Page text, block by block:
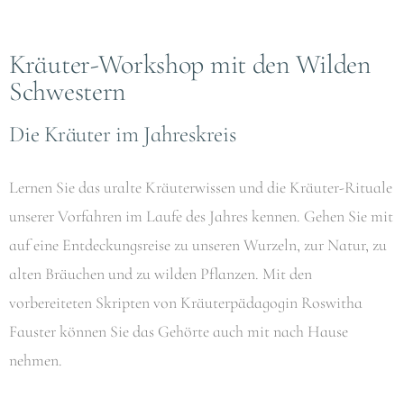
Kräuter-Workshop mit den Wilden
Schwestern
Die Kräuter im Jahreskreis
Lernen Sie das uralte Kräuterwissen und die Kräuter-Rituale
unserer Vorfahren im Laufe des Jahres kennen. Gehen Sie mit
auf eine Entdeckungsreise zu unseren Wurzeln, zur Natur, zu
alten Bräuchen und zu wilden Pflanzen. Mit den
vorbereiteten Skripten von Kräuterpädagogin Roswitha
Fauster können Sie das Gehörte auch mit nach Hause
nehmen.